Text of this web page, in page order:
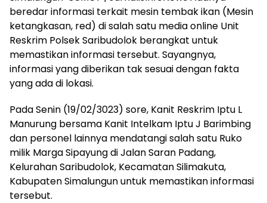
beredar informasi terkait mesin tembak ikan (Mesin
ketangkasan, red) di salah satu media online Unit
Reskrim Polsek Saribudolok berangkat untuk
memastikan informasi tersebut. Sayangnya,
informasi yang diberikan tak sesuai dengan fakta
yang ada di lokasi.
Pada Senin (19/02/3023) sore, Kanit Reskrim Iptu L
Manurung bersama Kanit Intelkam Iptu J Barimbing
dan personel lainnya mendatangi salah satu Ruko
milik Marga Sipayung di Jalan Saran Padang,
Kelurahan Saribudolok, Kecamatan Silimakuta,
Kabupaten Simalungun untuk memastikan informasi
tersebut.